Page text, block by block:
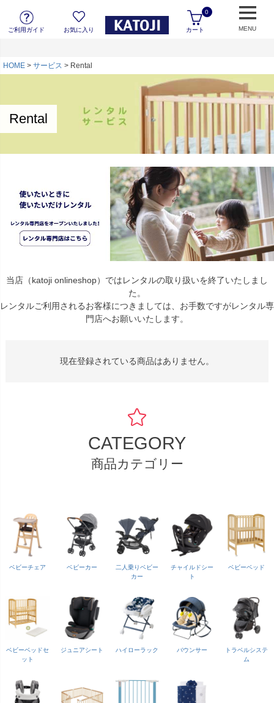
ご利用ガイド お気に入り カート
0
MENU
HOME サービス Rental
Rental
当店（katoji onlineshop）ではレンタルの取り扱いを終了いたしまし
た。
レンタルご利用されるお客様につきましては、お手数ですがレンタル専
門店へお願いいたします。
現在登録されている商品はありません。
CATEGORY
商品カテゴリー
ベビーチェア ベビーカー
二人乗りベビー
カー
チャイルドシー
ト
ベビーベッド
ベビーベッドセ
ット
ジュニアシート ハイローラック バウンサー
トラベルシステ
ム